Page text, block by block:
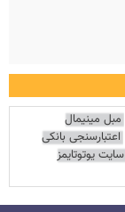
مبل مینیمال
اعتبارسنجی بانکی
سایت یوتوتایمز